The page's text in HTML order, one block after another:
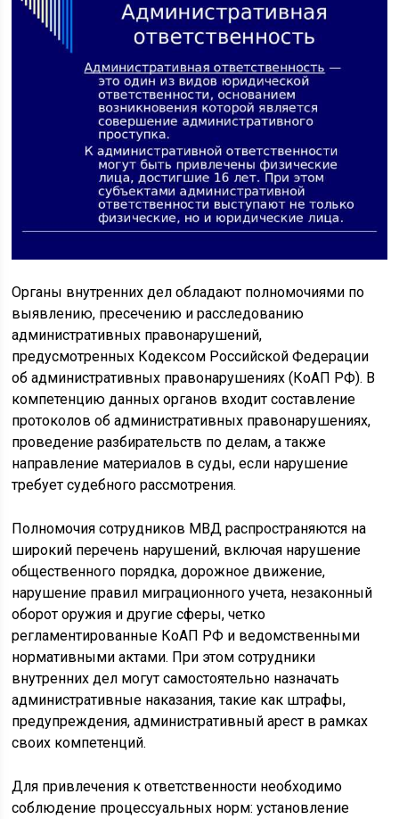
Органы внутренних дел обладают полномочиями по
выявлению, пресечению и расследованию
административных правонарушений,
предусмотренных Кодексом Российской Федерации
об административных правонарушениях (КоАП РФ). В
компетенцию данных органов входит составление
протоколов об административных правонарушениях,
проведение разбирательств по делам, а также
направление материалов в суды, если нарушение
требует судебного рассмотрения.
Полномочия сотрудников МВД распространяются на
широкий перечень нарушений, включая нарушение
общественного порядка, дорожное движение,
нарушение правил миграционного учета, незаконный
оборот оружия и другие сферы, четко
регламентированные КоАП РФ и ведомственными
нормативными актами. При этом сотрудники
внутренних дел могут самостоятельно назначать
административные наказания, такие как штрафы,
предупреждения, административный арест в рамках
своих компетенций.
Для привлечения к ответственности необходимо
соблюдение процессуальных норм: установление